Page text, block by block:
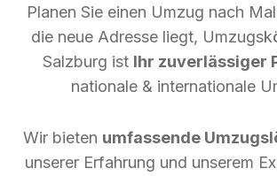
Planen Sie einen Umzug nach
die neue Adresse liegt,
Salzburg ist Ihr zuverlässiger
nationale & internationale
Wir bieten umfassende
unserer Erfahrung und unserem